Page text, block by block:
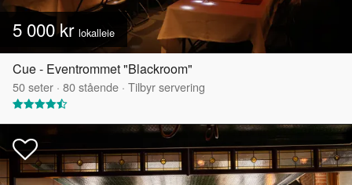
5 000 kr lokalleie
Cue - Eventrommet "Blackroom"
50seter · 80stående · Tilbyr servering